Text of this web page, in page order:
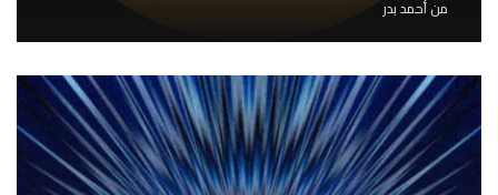
منأحمد بدر